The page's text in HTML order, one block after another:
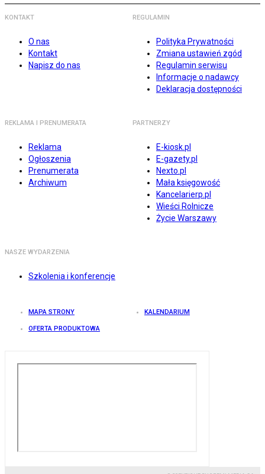
KONTAKT
O nas
Kontakt
Napisz do nas
REGULAMIN
Polityka Prywatności
Zmiana ustawień zgód
Regulamin serwisu
Informacje o nadawcy
Deklaracja dostępności
REKLAMA I PRENUMERATA
Reklama
Ogłoszenia
Prenumerata
Archiwum
PARTNERZY
E-kiosk.pl
E-gazety.pl
Nexto.pl
Mała księgowość
Kancelarierp.pl
Wieści Rolnicze
Życie Warszawy
NASZE WYDARZENIA
Szkolenia i konferencje
MAPA STRONY KALENDARIUM
OFERTA PRODUKTOWA